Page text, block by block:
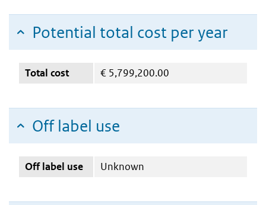
Potential total cost per year
Total cost € 5,799,200.00
Off label use
Off label use Unknown